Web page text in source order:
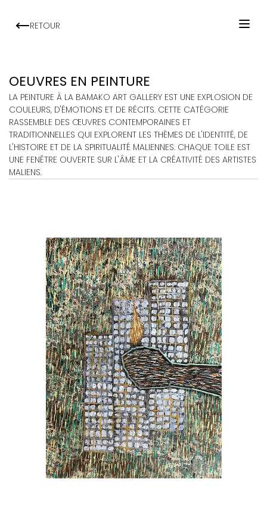
RETOUR
ARTISTES
EXPOSITIONS
VIEWING ROOM
MALI ART CLUB
ART'ACTU
À PROPOS
OEUVRES EN PEINTURE
LA PEINTURE À LA BAMAKO ART GALLERY EST UNE EXPLOSION DE
COULEURS, D'ÉMOTIONS ET DE RÉCITS. CETTE CATÉGORIE
RASSEMBLE DES ŒUVRES CONTEMPORAINES ET
TRADITIONNELLES QUI EXPLORENT LES THÈMES DE L'IDENTITÉ, DE
L'HISTOIRE ET DE LA SPIRITUALITÉ MALIENNES. CHAQUE TOILE EST
UNE FENÊTRE OUVERTE SUR L'ÂME ET LA CRÉATIVITÉ DES ARTISTES
MALIENS.